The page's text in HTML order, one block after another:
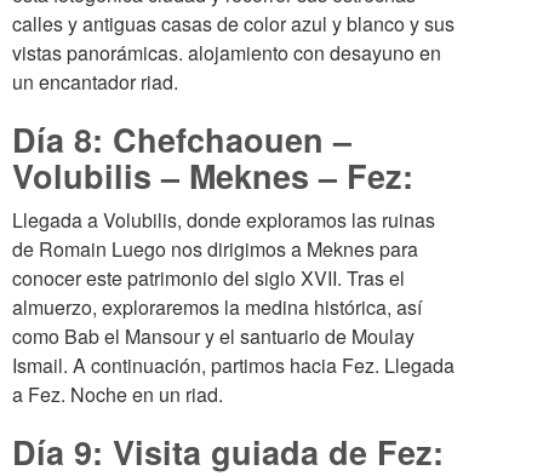
calles y antiguas casas de color azul y blanco y sus
vistas panorámicas. alojamiento con desayuno en
un encantador riad.
Día 8: Chefchaouen –
Volubilis – Meknes – Fez:
Llegada a Volubilis, donde exploramos las ruinas
de Romain Luego nos dirigimos a Meknes para
conocer este patrimonio del siglo XVII. Tras el
almuerzo, exploraremos la medina histórica, así
como Bab el Mansour y el santuario de Moulay
Ismail. A continuación, partimos hacia Fez. Llegada
a Fez. Noche en un riad.
Día 9: Visita guiada de Fez: